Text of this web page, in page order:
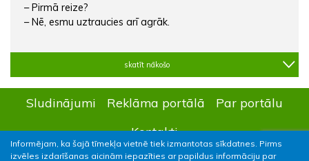
Informējam, ka šajā tīmekļa vietnē tiek izmantotas sīkdatnes. Pirms
izvēles izdarīšanas aicinām iepazīties ar papildus informāciju par
– Pirmā reize?
– Nē, esmu uztraucies arī agrāk.
skatīt nākošo
Sludinājumi Reklāma portālā
Par portālu
Kontakti